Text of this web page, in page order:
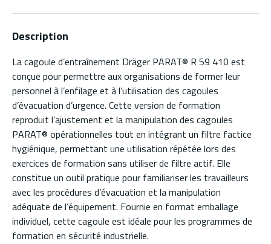
Description
La cagoule d’entraînement Dräger PARAT® R 59 410 est
conçue pour permettre aux organisations de former leur
personnel à l’enfilage et à l’utilisation des cagoules
d’évacuation d’urgence. Cette version de formation
reproduit l’ajustement et la manipulation des cagoules
PARAT® opérationnelles tout en intégrant un filtre factice
hygiénique, permettant une utilisation répétée lors des
exercices de formation sans utiliser de filtre actif. Elle
constitue un outil pratique pour familiariser les travailleurs
avec les procédures d’évacuation et la manipulation
adéquate de l’équipement. Fournie en format emballage
individuel, cette cagoule est idéale pour les programmes de
formation en sécurité industrielle.